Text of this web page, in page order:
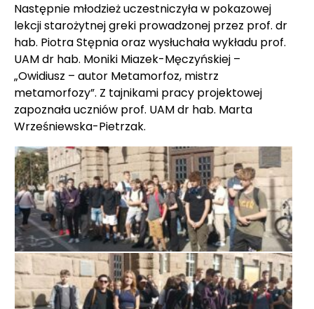
Następnie młodzież uczestniczyła w pokazowej
lekcji starożytnej greki prowadzonej przez prof. dr
hab. Piotra Stępnia oraz wysłuchała wykładu prof.
UAM dr hab. Moniki Miazek-Męczyńskiej –
„Owidiusz – autor Metamorfoz, mistrz
metamorfozy”. Z tajnikami pracy projektowej
zapoznała uczniów prof. UAM dr hab. Marta
Wrześniewska-Pietrzak.